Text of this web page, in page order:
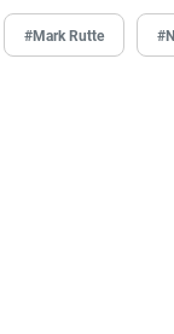
#Mark Rutte